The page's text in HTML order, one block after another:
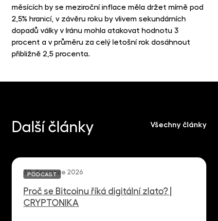
měsících by se meziroční inflace měla držet mírně pod
2,5% hranicí, v závěru roku by vlivem sekundárních
dopadů války v Iránu mohla atakovat hodnotu 3
procent a v průměru za celý letošní rok dosáhnout
přibližně 2,5 procenta.
Další články Všechny články
30. července 2026
Proč se Bitcoinu říká digitální zlato? |
CRYPTONIKA
PODCAST